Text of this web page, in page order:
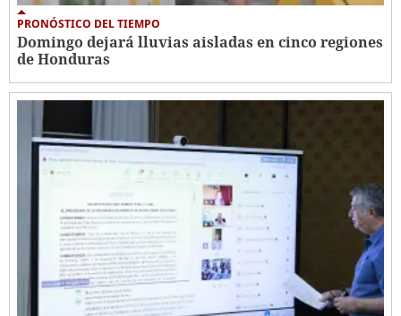
PRONÓSTICO DEL TIEMPO
Domingo dejará lluvias aisladas en cinco regiones
de Honduras